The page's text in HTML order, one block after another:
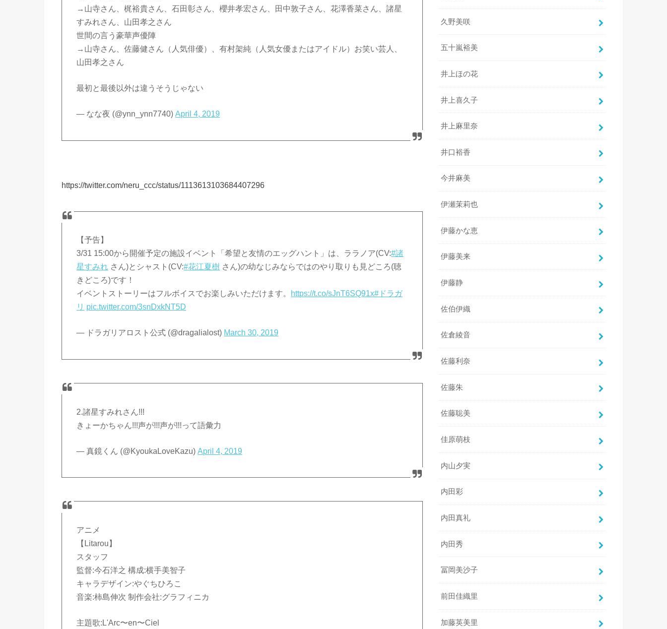
→山寺さん、梶裕貴さん、石田彰さん、櫻井孝宏さん、田中敦子さん、花澤香菜さん、諸星
すみれさん、山田孝之さん
世間の言う豪華声優陣
→山寺さん、佐藤健さん（人気俳優）、有村架純（人気女優またはアイドル）お笑い芸人、
山田孝之さん
最初と最後以外は違うそうじゃない
— なな夜 (@ynn_ynn7740)April 4, 2019
https://twitter.com/neru_ccc/status/1113613103684407296
【予告】
3/31 15:00から開催予定の施設イベント「希望と友情のエッグハント」は、ララノア(CV:#諸
星すみれ さん)とシャスト(CV:#花江夏樹 さん)の幼なじみならではのやり取りも見どころ(聴
きどころ)です！
イベントストーリーはフルボイスでお楽しみいただけます。
https://t.co/sJnT6SQ91x#ドラガ
リ pic.twitter.com/3snDxkNT5D
— ドラガリアロスト公式 (@dragalialost) March 30, 2019
2.諸星すみれさん!!!
きょーかちゃん!!!声が!!!声が!!!って語彙力
— 真鏡くん (@KyoukaLoveKazu)April 4, 2019
アニメ
【Litarou】
スタッフ
監督:今石洋之 構成:横手美智子
キャラデザイン:やぐちひろこ
音楽:柿島伸次 制作会社:グラフィニカ
主題歌:L'Arc〜en〜Ciel
久野美咲
五十嵐裕美
井上ほの花
井上喜久子
井上麻里奈
井口裕香
今井麻美
伊瀬茉莉也
伊藤かな恵
伊藤美来
伊藤静
佐伯伊織
佐倉綾音
佐藤利奈
佐藤朱
佐藤聡美
佳原萌枝
内山夕実
内田彩
内田真礼
内田秀
冨岡美沙子
前田佳織里
加藤英美里